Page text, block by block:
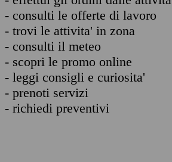
- consulti le offerte di lavoro
- trovi le attivita' in zona
- consulti il meteo
- scopri le promo online
- leggi consigli e curiosita'
- prenoti servizi
- richiedi preventivi